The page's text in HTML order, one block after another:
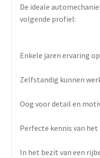
De ideale
volgende profiel:
Enkele jaren ervaring
Zelfstandig kunnen
Oog voor detail en
Perfecte kennis van het
In het bezit van een